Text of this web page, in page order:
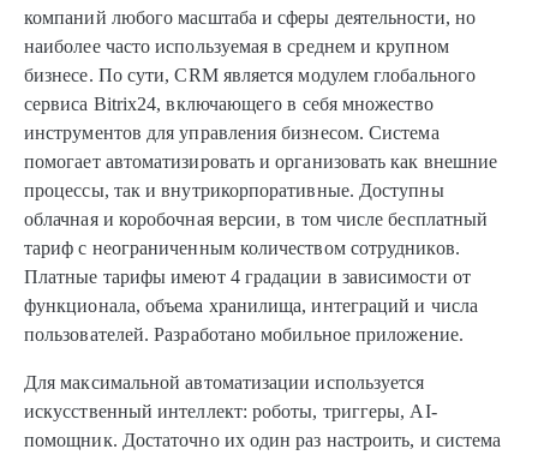
компаний любого масштаба и сферы деятельности, но
наиболее часто используемая в среднем и крупном
бизнесе. По сути, CRM является модулем глобального
сервиса Bitrix24, включающего в себя множество
инструментов для управления бизнесом. Система
помогает автоматизировать и организовать как внешние
процессы, так и внутрикорпоративные. Доступны
облачная и коробочная версии, в том числе бесплатный
тариф с неограниченным количеством сотрудников.
Платные тарифы имеют 4 градации в зависимости от
функционала, объема хранилища, интеграций и числа
пользователей. Разработано мобильное приложение.
Для максимальной автоматизации используется
искусственный интеллект: роботы, триггеры, AI-
помощник. Достаточно их один раз настроить, и система